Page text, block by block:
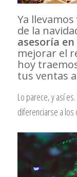
Ya
de la
asesoría
mejorar el
hoy
tus ventas
Lo parece, y así
diferenciarse a